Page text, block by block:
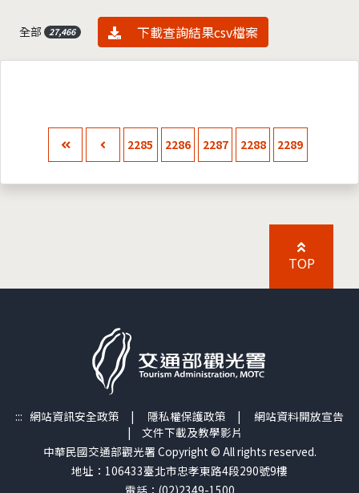
全部 27,466 資料下載
下載查詢結果csv檔案
2285 2286 2287 2288 2289
TOP
::: 網站資訊安全政策 | 隱私權保護政策 | 網站資料開放宣告
| 文件下載及教學影片
中華民國交通部觀光署 Copyright © All rights reserved.
地址：106433臺北市忠孝東路4段290號9樓
電話：(02)2349-1500